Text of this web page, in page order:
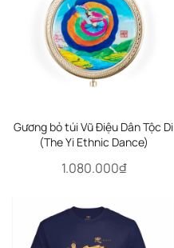
Gương bỏ túi Vũ Điệu Dân Tộc Di
(The Yi Ethnic Dance)
1.080.000₫